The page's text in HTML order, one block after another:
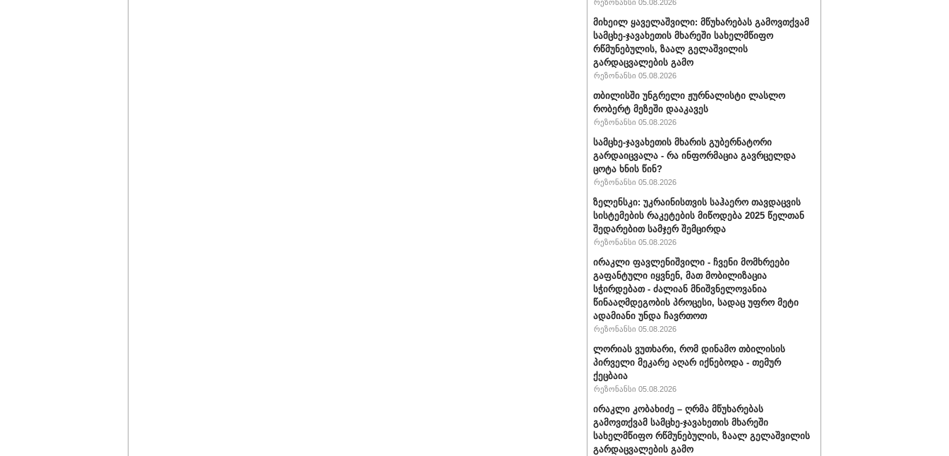
რეზონანსი 05.08.2026
მიხეილ ყაველაშვილი: მწუხარებას გამოვთქვამ
სამცხე-ჯავახეთის მხარეში სახელმწიფო
რწმუნებულის, ზაალ გელაშვილის
გარდაცვალების გამო
რეზონანსი 05.08.2026
თბილისში უნგრელი ჟურნალისტი ლასლო
რობერტ მეზეში დააკავეს
რეზონანსი 05.08.2026
სამცხე-ჯავახეთის მხარის გუბერნატორი
გარდაიცვალა - რა ინფორმაცია გავრცელდა
ცოტა ხნის წინ?
რეზონანსი 05.08.2026
ზელენსკი: უკრაინისთვის საჰაერო თავდაცვის
სისტემების რაკეტების მიწოდება 2025 წელთან
შედარებით სამჯერ შემცირდა
რეზონანსი 05.08.2026
ირაკლი ფავლენიშვილი - ჩვენი მომხრეები
გაფანტული იყვნენ, მათ მობილიზაცია
სჭირდებათ - ძალიან მნიშვნელოვანია
წინააღმდეგობის პროცესი, სადაც უფრო მეტი
ადამიანი უნდა ჩავრთოთ
რეზონანსი 05.08.2026
ლორიას ვუთხარი, რომ დინამო თბილისის
პირველი მეკარე აღარ იქნებოდა - თემურ
ქეცბაია
რეზონანსი 05.08.2026
ირაკლი კობახიძე – ღრმა მწუხარებას
გამოვთქვამ სამცხე-ჯავახეთის მხარეში
სახელმწიფო რწმუნებულის, ზაალ გელაშვილის
გარდაცვალების გამო